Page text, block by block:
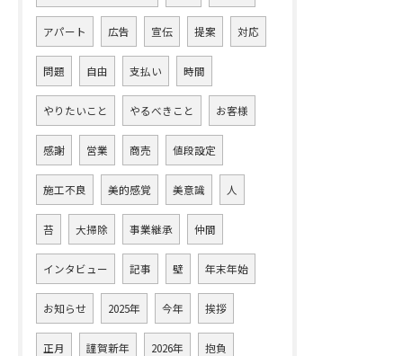
アパート 広告 宣伝 提案 対応
問題 自由 支払い 時間
やりたいこと やるべきこと お客様
感謝 営業 商売 値段設定
施工不良 美的感覚 美意識 人
苔 大掃除 事業継承 仲間
インタビュー 記事 壁 年末年始
お知らせ 2025年 今年 挨拶
正月 謹賀新年 2026年 抱負